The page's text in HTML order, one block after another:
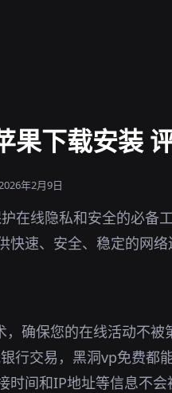
果下载安装
年2月9日
在线隐私和安全的必备
速、安全、稳定的网络
确保您的在线活动不
行交易，黑洞vp免费都
间和IP地址等信息不